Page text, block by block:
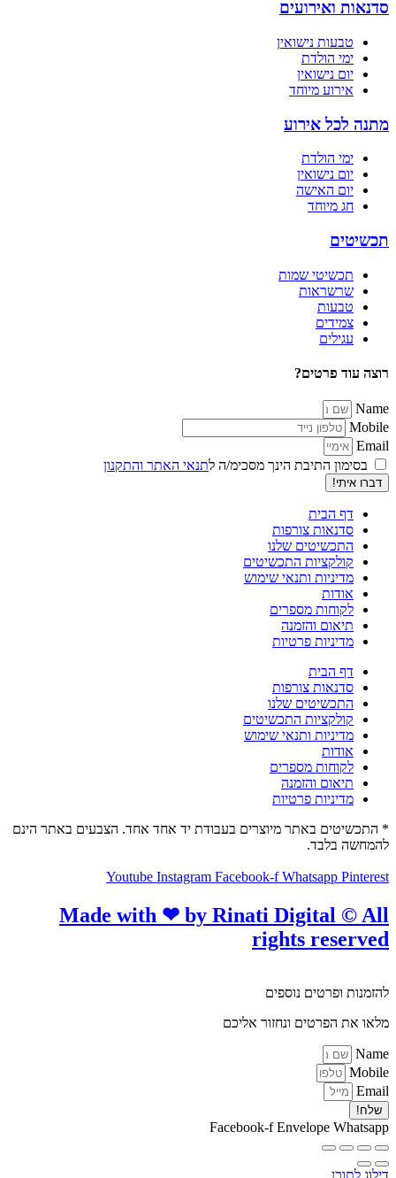
סדנאות ואירועים
טבעות נישואין
ימי הולדת
יום נישואין
אירוע מיוחד
מתנה לכל אירוע
ימי הולדת
יום נישואין
יום האישה
חג מיוחד
תכשיטים
תכשיטי שמות
שרשראות
טבעות
צמידים
עגילים
רוצה עוד פרטים?
Name
Mobile
Email
בסימון התיבת הינך מסכימ/ה לתנאי האתר והתקנון
דברו איתי!
דף הבית
סדנאות צורפות
התכשיטים שלנו
קולקציות התכשיטים
מדיניות ותנאי שימוש
אודות
לקוחות מספרים
תיאום והזמנה
מדיניות פרטיות
דף הבית
סדנאות צורפות
התכשיטים שלנו
קולקציות התכשיטים
מדיניות ותנאי שימוש
אודות
לקוחות מספרים
תיאום והזמנה
מדיניות פרטיות
* התכשיטים באתר מיוצרים בעבודת יד אחד אחד. הצבעים באתר הינם
להמחשה בלבד.
Youtube Instagram Facebook-f Whatsapp Pinterest
Made with ❤ by Rinati Digital © All
rights reserved​​
להזמנות ופרטים נוספים
מלאו את הפרטים ונחזור אליכם
Name
Mobile
Email
שלח!
Facebook-f Envelope Whatsapp